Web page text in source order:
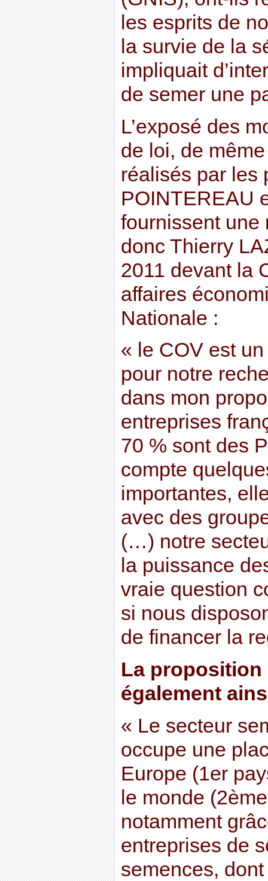
les esprits de
la survie de la
impliquait
de semer une
L’exposé des
de loi, de
réalisés par les
POINTEREAU
fournissent une
donc Thierry
2011 devant la
affaires
Nationale :
« le COV est
pour notre
dans mon
entreprises
70 % sont des
compte
importantes,
avec des
(…) notre
la puissance
vraie question
si nous
de financer la
La proposition
également
« Le secteur
occupe une
Europe (1er
le monde
notamment
entreprises de
semences,